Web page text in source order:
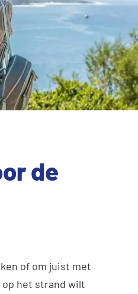
de
of om juist met
op het strand wilt